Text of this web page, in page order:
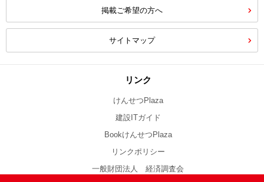
掲載ご希望の方へ
サイトマップ
リンク
けんせつPlaza
建設ITガイド
BookけんせつPlaza
リンクポリシー
一般財団法人 経済調査会